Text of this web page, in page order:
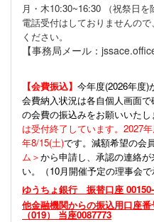
月・木10:30~16:30 （祝祭日を
電話受付はしておりませんの
ください。
【事務局メール：
【会費振込】 今年度(2026年度)
会費納入状況は各自個人画面
の会費の振込みをお願いいたし
は受付終了しています。2027
年8/15(土)です。減額希望の会
ム＞から申請し、承認の連絡
い。（10月開催予定の理事会
ゆうちょ銀行 振替口座
他金融機関からの振込用口座
（019） 当座0087773